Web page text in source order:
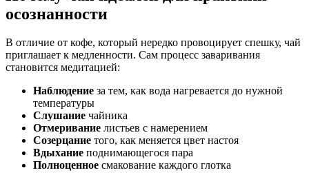
осознанности
В отличие от кофе, который нередко провоцирует спешку, чай
приглашает к медленности. Сам процесс заваривания
становится медитацией:
Наблюдение за тем, как вода нагревается до нужной
температуры
Слушание чайника
Отмеривание листьев с намерением
Созерцание того, как меняется цвет настоя
Вдыхание поднимающегося пара
Полноценное смакование каждого глотка